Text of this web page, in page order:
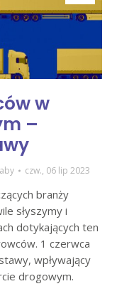
w
–
czw., 06 lip 2023
branży
słyszymy i
dotykających ten
1 czerwca
wpływający
drogowym.